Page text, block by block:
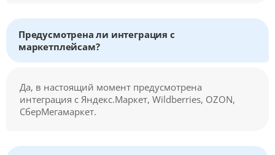
Предусмотрена ли интеграция с
маркетплейсам?
Да, в настоящий момент предусмотрена
интеграция с Яндекс.Маркет, Wildberries, OZON,
СберМегамаркет.